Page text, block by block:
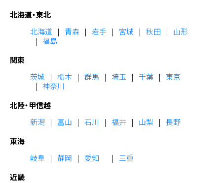
北海道・東北
北海道
青森 岩手 宮城 秋田
山形
福島
関東
茨城
栃木 群馬 埼玉 千葉
東京
神奈川
北陸・甲信越
新潟
富山 石川 福井 山梨
長野
東海
岐阜
静岡 愛知
三重
近畿